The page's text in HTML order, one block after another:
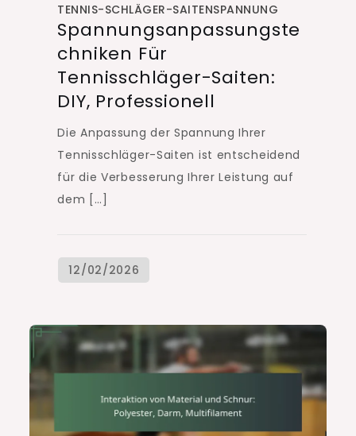
TENNIS-SCHLÄGER-SAITENSPANNUNG
Spannungsanpassungste
Chniken Für
Tennisschläger-Saiten:
DIY, Professionell
Die Anpassung der Spannung Ihrer
Tennisschläger-Saiten ist entscheidend
für die Verbesserung Ihrer Leistung auf
dem […]